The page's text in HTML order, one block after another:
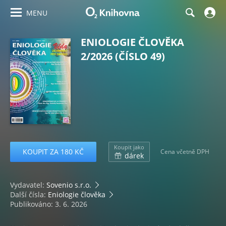
MENU
ENIOLOGIE ČLOVĚKA
2/2026 (ČÍSLO 49)
KOUPIT ZA 180 KČ Koupit jako
dárek Cena včetně DPH
Vydavatel: Sovenio s.r.o.
Další čísla: Eniologie člověka
Publikováno: 3. 6. 2026